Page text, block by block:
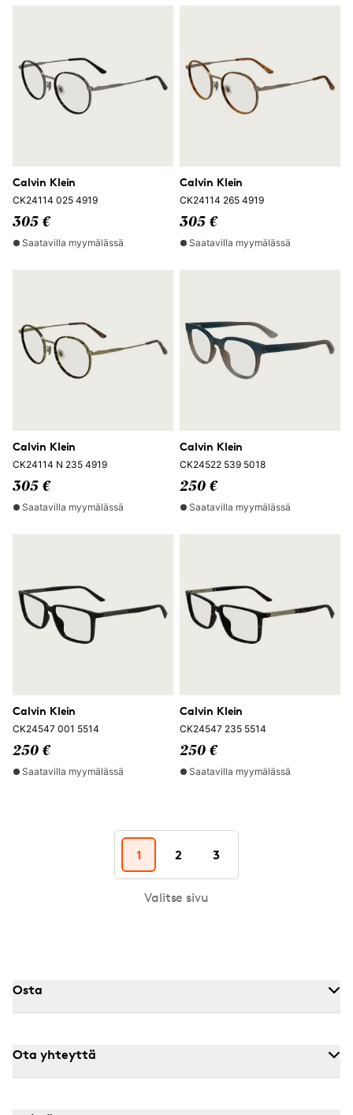
Calvin Klein
CK24114 025 4919
305 €
Saatavilla myymälässä
Calvin Klein
CK24114 265 4919
305 €
Saatavilla myymälässä
Calvin Klein
CK24114 N 235 4919
305 €
Saatavilla myymälässä
Calvin Klein
CK24522 539 5018
250 €
Saatavilla myymälässä
Calvin Klein
CK24547 001 5514
250 €
Saatavilla myymälässä
Calvin Klein
CK24547 235 5514
250 €
Saatavilla myymälässä
1 2 3
Valitse sivu
Osta
Ota yhteyttä